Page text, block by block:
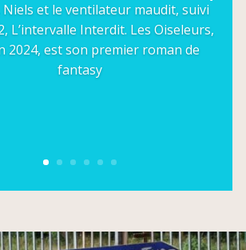
Niels et le ventilateur maudit, suivi
L’intervalle Interdit. Les Oiseleurs,
2024, est son premier roman de
fantasy